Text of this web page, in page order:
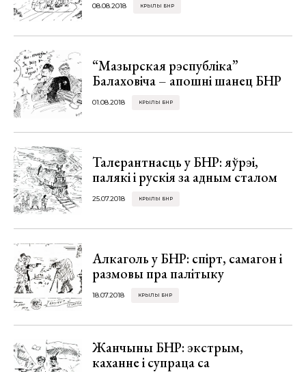
08.08.2018 КРЫЛЫ БНР
“Мазырская рэспубліка”
Балаховіча – апошні шанец БНР
01.08.2018 КРЫЛЫ БНР
Талерантнасць у БНР: яўрэі,
палякі і рускія за адным сталом
25.07.2018 КРЫЛЫ БНР
Алкаголь у БНР: спірт, самагон і
размовы пра палітыку
18.07.2018 КРЫЛЫ БНР
Жанчыны БНР: экстрым,
каханне і супраца са